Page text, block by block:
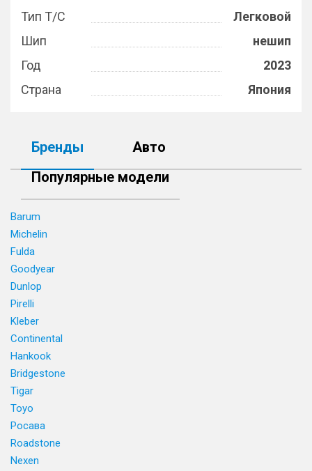
Тип Т/С
Легковой
Шип
нешип
Год
2023
Страна
Япония
Бренды
Авто
Популярные модели
Barum
Michelin
Fulda
Goodyear
Dunlop
Pirelli
Kleber
Continental
Hankook
Bridgestone
Tigar
Toyo
Росава
Roadstone
Nexen